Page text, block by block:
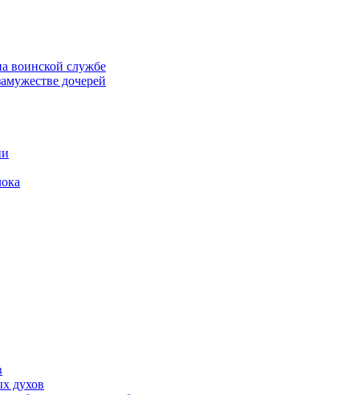
воинской службе
дочерей
духов